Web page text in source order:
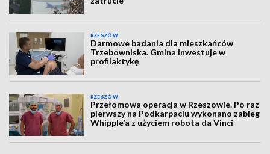
RZESZÓW
Darmowe badania dla mieszkańców
Trzebowniska. Gmina inwestuje w
profilaktykę
RZESZÓW
Przełomowa operacja w Rzeszowie. Po raz
pierwszy na Podkarpaciu wykonano zabieg
Whipple’a z użyciem robota da Vinci